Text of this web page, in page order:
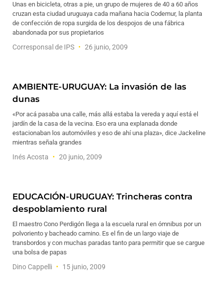
Unas en bicicleta, otras a pie, un grupo de mujeres de 40 a 60 años
cruzan esta ciudad uruguaya cada mañana hacia Codemur, la planta
de confección de ropa surgida de los despojos de una fábrica
abandonada por sus propietarios
Corresponsal de IPS 26 junio, 2009
AMBIENTE-URUGUAY: La invasión de las
dunas
«Por acá pasaba una calle, más allá estaba la vereda y aquí está el
jardín de la casa de la vecina. Eso era una explanada donde
estacionaban los automóviles y eso de ahí una plaza», dice Jackeline
mientras señala grandes
Inés Acosta 20 junio, 2009
EDUCACIÓN-URUGUAY: Trincheras contra
despoblamiento rural
El maestro Cono Perdigón llega a la escuela rural en ómnibus por un
polvoriento y bacheado camino. Es el fin de un largo viaje de
transbordos y con muchas paradas tanto para permitir que se cargue
una bolsa de papas
Dino Cappelli 15 junio, 2009